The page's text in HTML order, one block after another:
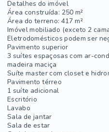
Detalhes do imóvel
Área construída: 250 m²
Área do terreno: 417 m²
Imóvel mobiliado (exceto 2
Eletrodomésticos podem ser
Pavimento superior
3 suítes espaçosas com ar-
madeira maciça
Suíte master com closet e
Pavimento térreo
1 suíte adicional
Escritório
Lavabo
Sala de jantar
Sala de estar